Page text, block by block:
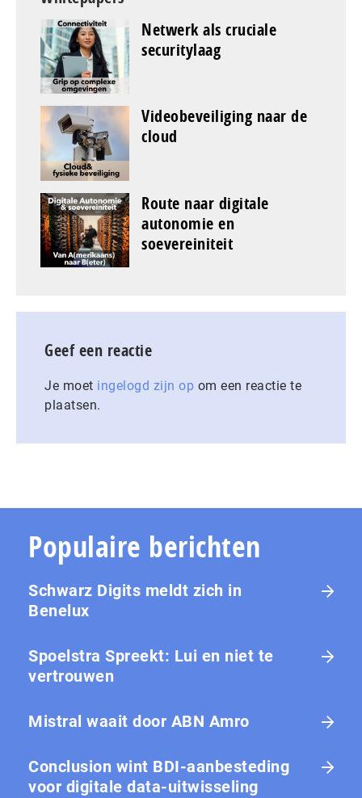
Netwerk als cruciale
securitylaag
Videobeveiliging naar de
cloud
Route naar digitale
autonomie en
soevereiniteit
Geef een reactie
Je moet ingelogd zijn op om een reactie te
plaatsen.
Populaire berichten
Schwarz Digits meldt zich in
Benelux
Spoelstra Spreekt: Lui en niet te
vertrouwen
Mistral waait door ABN Amro
Conclusion wint BDI-aanbesteding
voor digitale data-uitwisseling